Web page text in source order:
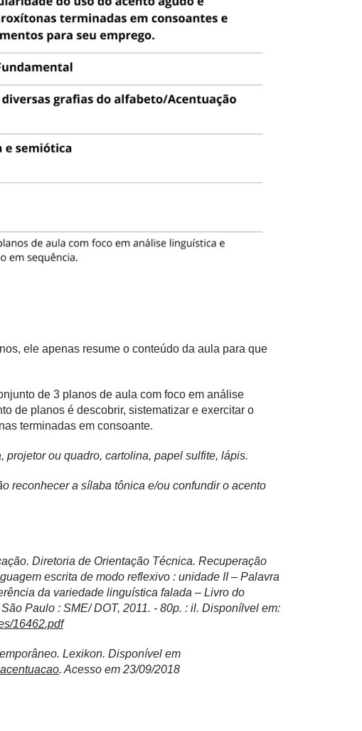
ele apenas resume o conteúdo da aula para que
de 3 planos de aula com foco em análise
de planos é descobrir, sistematizar e exercitar o
terminadas em consoante.
projetor ou quadro, cartolina, papel sulfite, lápis.
reconhecer a sílaba tônica e/ou confundir o acento
Diretoria de Orientação Técnica. Recuperação
escrita de modo reflexivo : unidade II – Palavra
da variedade linguística falada – Livro do
Paulo : SME/ DOT, 2011. - 80p. : il. Disponílvel em:
16462.pdf
Lexikon. Disponível em
. Acesso em 23/09/2018